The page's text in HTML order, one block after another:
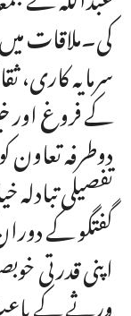
کی۔ملاقات
سرمایہ کاری،
کے فروغ اور
دوطرفہ
تفصیلی تبادلہ
گفتگو کے
اپنی قدرتی
ورثے کے